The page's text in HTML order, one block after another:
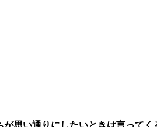
思い通りにしたいときは言ってく